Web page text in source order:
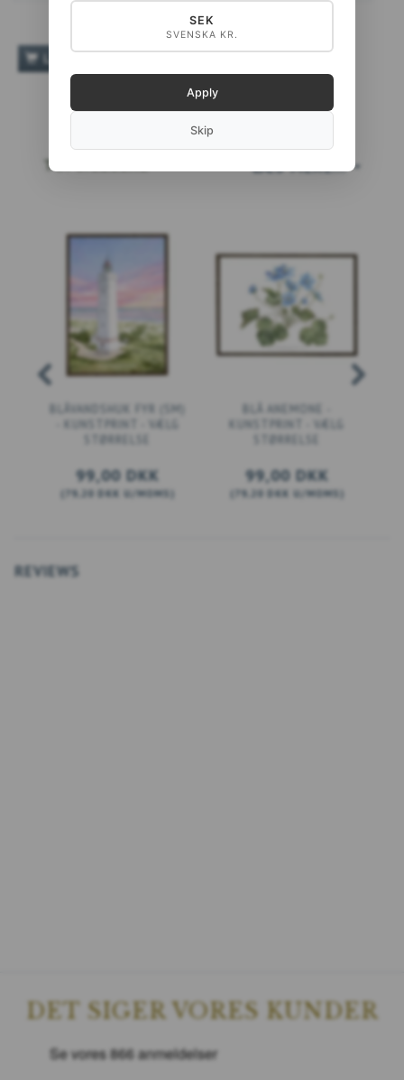
TILFØJ TIL ØNSKESKYEN
LÆS MERE...
TOPSÆLGERE
BLÅVANDSHUK FYR (SM)
- KUNSTPRINT - VÆLG
99,00 DKK
79,20 DKK U/MOMS
BLÅ ANEMONE -
KUNSTPRINT - VÆLG
99,00 DKK
79,20 DKK U/MOMS
REVIEWS
DET SIGER VORES KUNDER
SEK
SVENSKA KR.
Apply
Skip